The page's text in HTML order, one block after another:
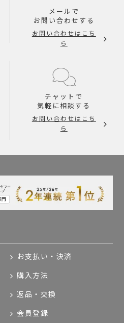
メールで
お問い合わせする
お問い合わせはこち
ら
チャットで
気軽に相談する
お問い合わせはこち
ら
お支払い・決済
購入方法
返品・交換
会員登録